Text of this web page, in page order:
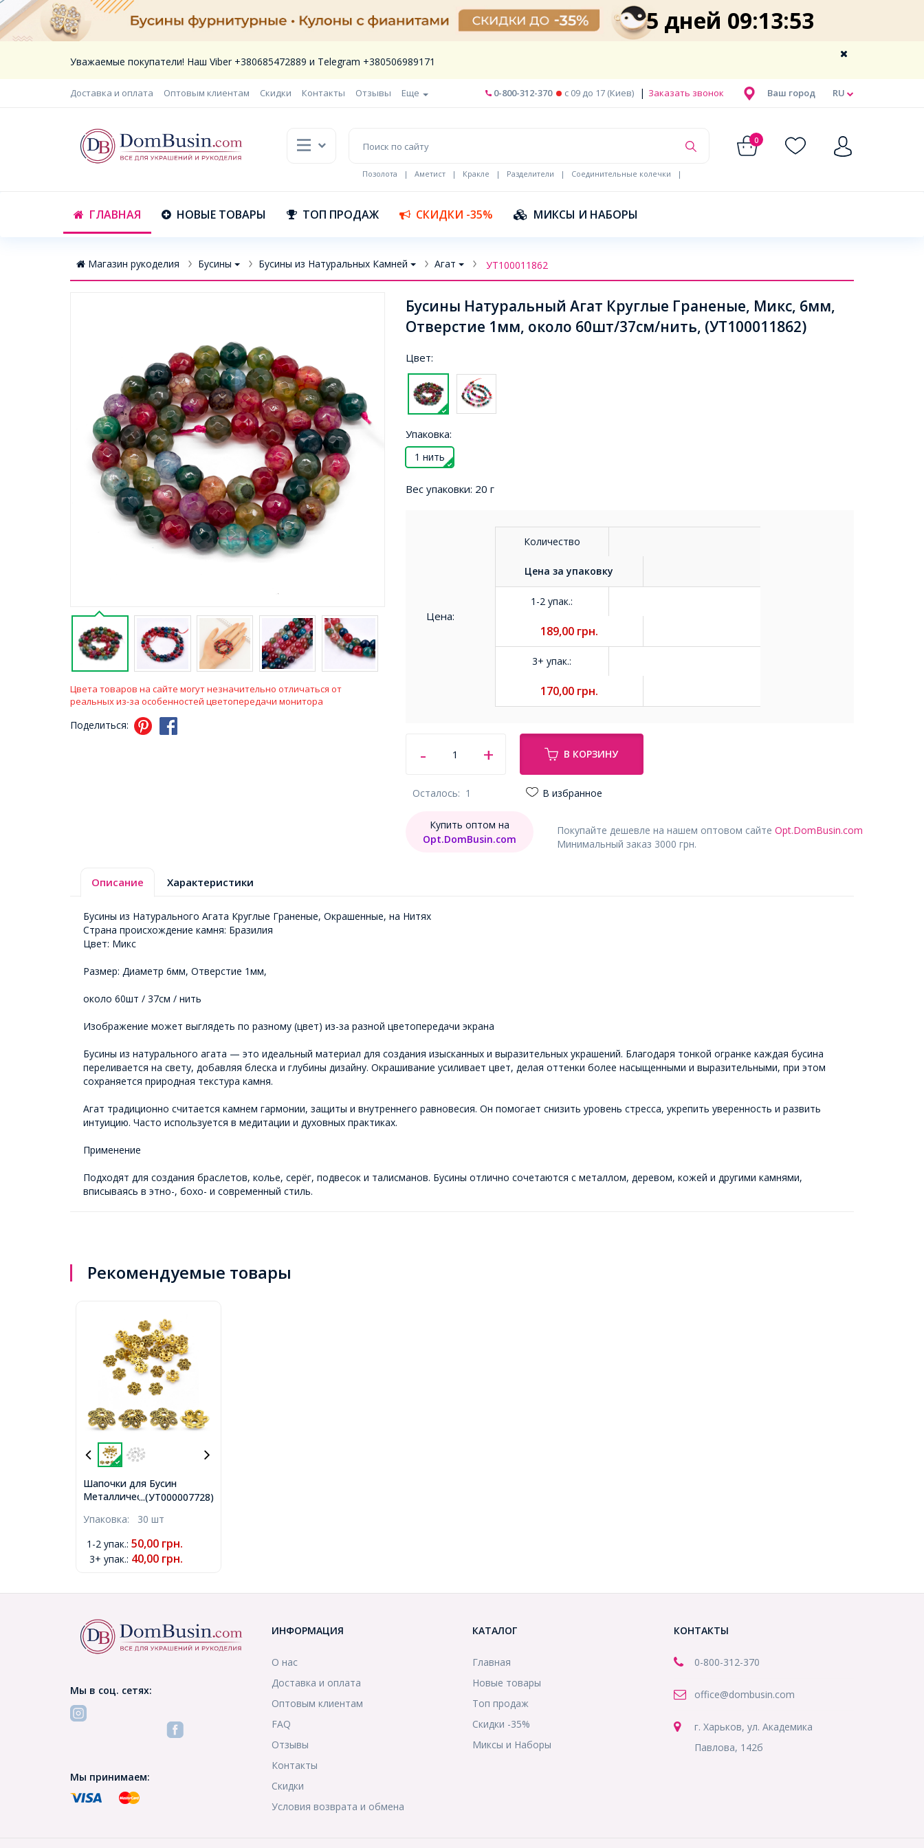
5 дней 09:13:53
Уважаемые покупатели! Наш Viber +380685472889 и Telegram +380506989171
Доставка и оплата Оптовым клиентам Скидки Контакты Отзывы Еще RU
Ваш город
0-800-312-370 c 09 до 17 (Киев) | Заказать звонок
0
Позолота | Аметист | Кракле | Разделители | Соединительные колечки
|
ГЛАВНАЯ НОВЫЕ ТОВАРЫ ТОП ПРОДАЖ СКИДКИ -35% МИКСЫ И НАБОРЫ
Магазин рукоделия Бусины Бусины из Натуральных Камней Агат УТ100011862
Цвета товаров на сайте могут незначительно отличаться от
реальных из-за особенностей цветопередачи монитора
Поделиться:
Бусины Натуральный Агат Круглые Граненые, Микс, 6мм,
Отверстие 1мм, около 60шт/37см/нить, (УТ100011862)
Цвет:
Упаковка:
1 нить
Вес упаковки: 20 г
Цена:
Количество
Цена заупаковку
1-2 упак.:
189,00 грн.
3+ упак.:
170,00 грн.
В КОРЗИНУ
Осталось: 1 В избранное
Покупайте дешевле на нашем оптовом сайте Opt.DomBusin.com
Минимальный заказ 3000 грн.
Купить оптом на
Opt.DomBusin.com
Описание Характеристики
Бусины из Натурального Агата Круглые Граненые, Окрашенные, на Нитях
Страна происхождение камня: Бразилия
Цвет: Микс
Размер: Диаметр 6мм, Отверстие 1мм,
около 60шт / 37см / нить
Изображение может выглядеть по разному (цвет) из-за разной цветопередачи экрана
Бусины из натурального агата — это идеальный материал для создания изысканных и выразительных украшений. Благодаря тонкой огранке каждая бусина
переливается на свету, добавляя блеска и глубины дизайну. Окрашивание усиливает цвет, делая оттенки более насыщенными и выразительными, при этом
сохраняется природная текстура камня.
Агат традиционно считается камнем гармонии, защиты и внутреннего равновесия. Он помогает снизить уровень стресса, укрепить уверенность и развить
интуицию. Часто используется в медитации и духовных практиках.
Применение
Подходят для создания браслетов, колье, серёг, подвесок и талисманов. Бусины отлично сочетаются с металлом, деревом, кожей и другими камнями,
вписываясь в этно-, бохо- и современный стиль.
Рекомендуемые товары
...(УТ000007728)
Шапочки для Бусин
Металлические, Цветок,
Размер: 9.5х10х3мм,
(УТ000007728)
Упаковка: 30 шт
1-2 упак.: 50,00 грн.
3+ упак.: 40,00 грн.
Мы в соц. сетях:
Мы принимаем:
ИНФОРМАЦИЯ
О нас
Доставка и оплата
Оптовым клиентам
FAQ
Отзывы
Контакты
Скидки
Условия возврата и обмена
КАТАЛОГ
Главная
Новые товары
Топ продаж
Скидки -35%
Миксы и Наборы
КОНТАКТЫ
0-800-312-370
office@dombusin.com
г. Харьков, ул. Академика
Павлова, 142б